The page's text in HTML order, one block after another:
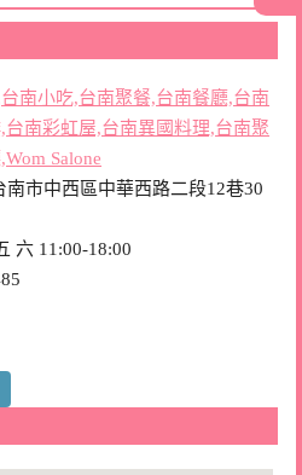
南小吃,台南聚餐,台南餐廳,台南
南彩虹屋,台南異國料理,台南聚
Salone
南市中西區中華西路二段12巷30
六 11:00-18:00